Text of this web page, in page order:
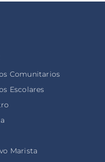
Comunitarios
Escolares
Marista